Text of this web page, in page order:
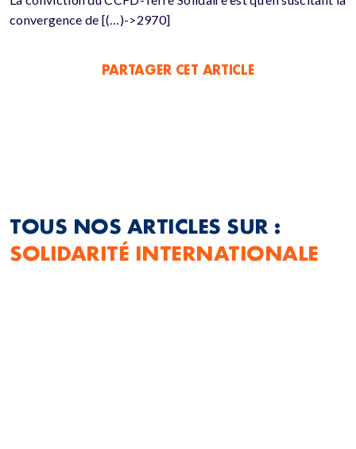
convergence de [(…)->2970]
PARTAGER CET ARTICLE
TOUS NOS ARTICLES SUR :
SOLIDARITÉ INTERNATIONALE